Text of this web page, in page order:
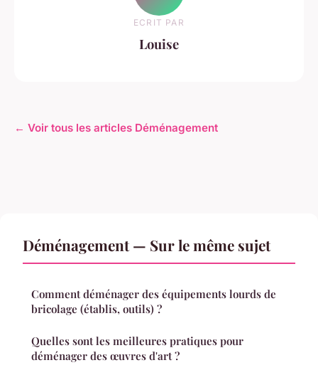
ECRIT PAR
Louise
← Voir tous les articles Déménagement
Déménagement — Sur le même sujet
Comment déménager des équipements lourds de
bricolage (établis, outils) ?
Quelles sont les meilleures pratiques pour
déménager des œuvres d'art ?